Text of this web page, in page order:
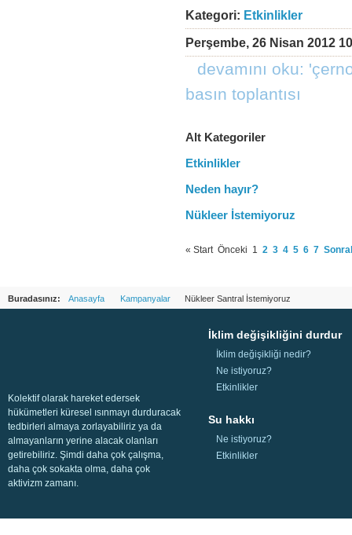
Kategori: Etkinlikler
Perşembe, 26 Nisan 2012
devamını oku:
basın toplantısı
Alt Kategoriler
Etkinlikler
Neden hayır?
Nükleer İstemiyoruz
« Start Önceki 1 2 3 4 5 6 7
Buradasınız: Anasayfa Kampanyalar Nükleer Santral İstemiyoruz
Kolektif olarak hareket edersek
hükümetleri küresel ısınmayı durduracak
tedbirleri almaya zorlayabiliriz ya da
almayanların yerine alacak olanları
getirebiliriz. Şimdi daha çok çalışma,
daha çok sokakta olma, daha çok
aktivizm zamanı.
İklim değişikliğini durdur
İklim değişikliği nedir?
Ne istiyoruz?
Etkinlikler
Su hakkı
Ne istiyoruz?
Etkinlikler